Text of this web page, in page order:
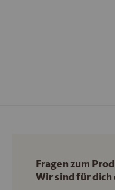
Fragen zum
Wir sind für dich